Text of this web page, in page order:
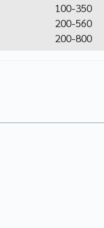
100-350
200-560
200-800